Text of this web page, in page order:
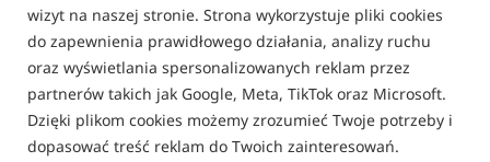
wizyt na naszej stronie. Strona wykorzystuje pliki cookies
do zapewnienia prawidłowego działania, analizy ruchu
oraz wyświetlania spersonalizowanych reklam przez
partnerów takich jak Google, Meta, TikTok oraz Microsoft.
Dzięki plikom cookies możemy zrozumieć Twoje potrzeby i
dopasować treść reklam do Twoich zainteresowań.